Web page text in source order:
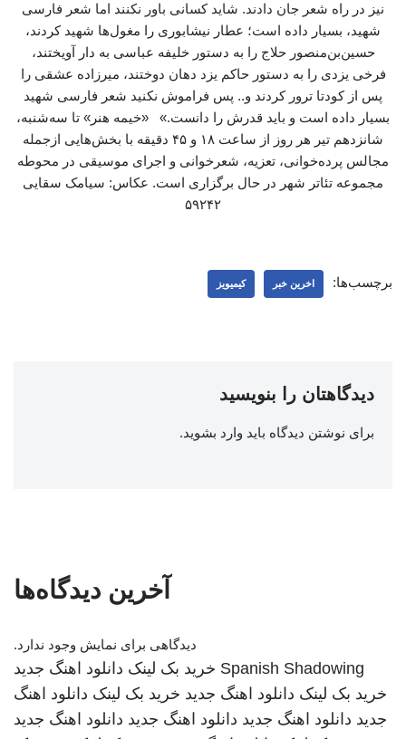
نیز در راه شعر جان دادند. شاید کسانی باور نکنند اما شعر فارسی
شهید، بسیار داده است؛ عطار نیشابوری را مغول‌ها شهید کردند،
حسین‌بن‌منصور حلاج را به دستور خلیفه عباسی به دار آویختند،
فرخی یزدی را به دستور حاکم یزد دهان دوختند، میرزاده عشقی را
پس از کودتا ترور کردند و.. پس فراموش نکنید شعر فارسی شهید
بسیار داده است و باید قدرش را دانست.» «خیمه هنر» تا سه‌شنبه،
شانزدهم تیر هر روز از ساعت ۱۸ و ۴۵ دقیقه با بخش‌هایی ازجمله
مجالس پرده‌خوانی، تعزیه، شعرخوانی و اجرای موسیقی در محوطه
مجموعه تئاتر شهر در حال برگزاری است. عکاس: سیامک سقایی
۵۹۲۴۲
برچسب‌ها: اخرین خبر کیمیویز
دیدگاهتان را بنویسید
برای نوشتن دیدگاه باید وارد بشوید.
آخرین دیدگاه‌ها
دیدگاهی برای نمایش وجود ندارد.
Spanish Shadowing خرید بک لینک دانلود اهنگ جدید
خرید بک لینک دانلود اهنگ جدید خرید بک لینک دانلود اهنگ
جدید دانلود اهنگ جدید دانلود اهنگ جدید دانلود اهنگ جدید